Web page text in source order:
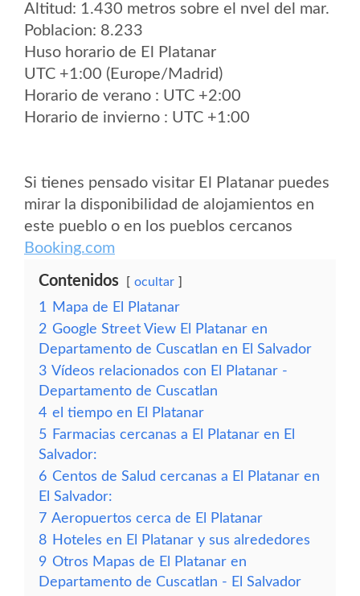
Altitud: 1.430 metros sobre el nvel del mar.
Poblacion: 8.233
Huso horario de El Platanar
UTC +1:00 (Europe/Madrid)
Horario de verano : UTC +2:00
Horario de invierno : UTC +1:00
Si tienes pensado visitar El Platanar puedes
mirar la disponibilidad de alojamientos en
este pueblo o en los pueblos cercanos
Booking.com
Contenidos ocultar
1
Mapa de El Platanar
2 Google Street View El Platanar en
Departamento de Cuscatlan en El Salvador
3 Vídeos relacionados con El Platanar -
Departamento de Cuscatlan
4 el tiempo en El Platanar
5 Farmacias cercanas a El Platanar en El
Salvador:
6 Centos de Salud cercanas a El Platanar en
El Salvador:
7 Aeropuertos cerca de El Platanar
8 Hoteles en El Platanar y sus alrededores
9 Otros Mapas de El Platanar en
Departamento de Cuscatlan - El Salvador